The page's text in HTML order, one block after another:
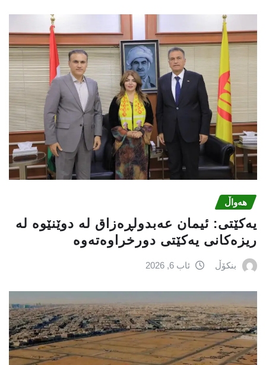
هەواڵ
یه‌كێتی: ئیمان عه‌بدولڕه‌زاق له‌ دوێنێوه‌ له‌
ریزه‌كانی یه‌كێتی دورخراوه‌ته‌وه‌
بنکۆڵ ئاب 6, 2026